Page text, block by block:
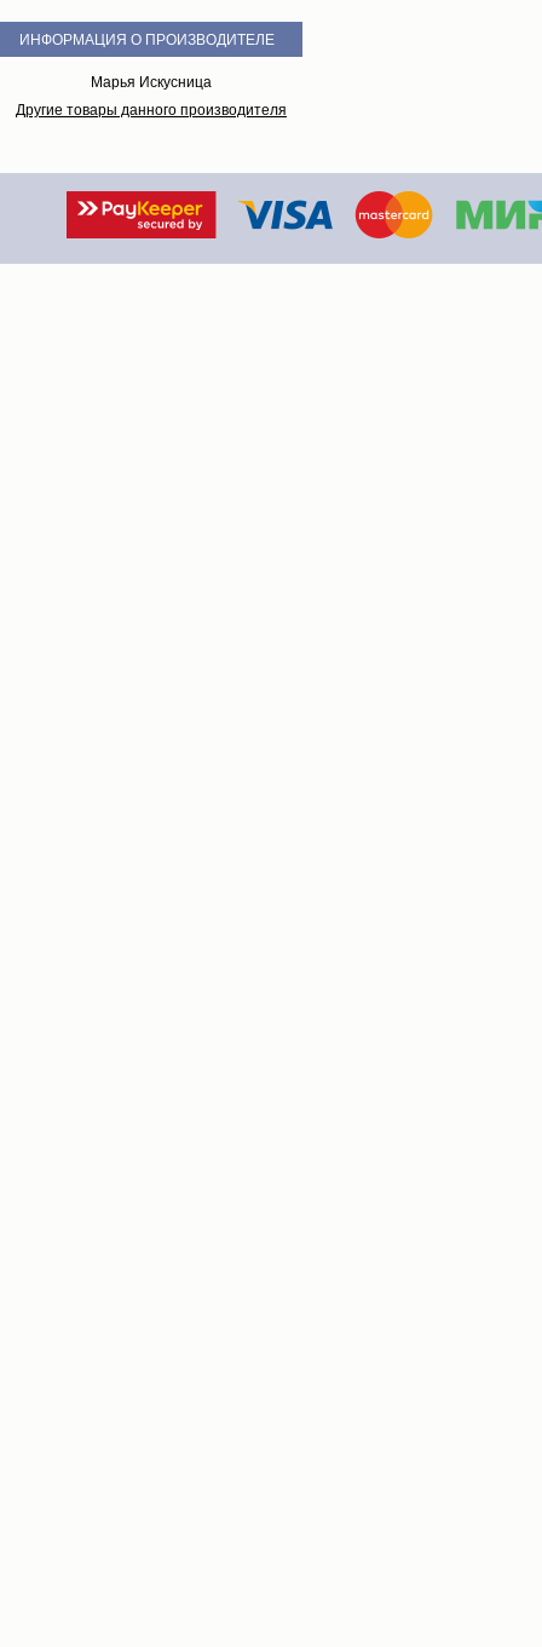
ИНФОРМАЦИЯ О ПРОИЗВОДИТЕЛЕ
Марья Искусница
Другие товары данного производителя